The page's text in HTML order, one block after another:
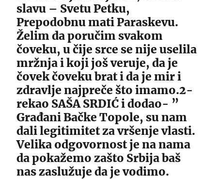
slavu – Svetu Petku,
Prepodobnu mati Paraskevu.
Želim da poručim svakom
čoveku, u čije srce se nije uselila
mržnja i koji još veruje, da je
čovek čoveku brat i da je mir i
zdravlje najpreče što imamo.2-
rekao SAŠA SRDIĆ i dodao- ”
Građani Bačke Topole, su nam
dali legitimitet za vršenje vlasti.
Velika odgovornost je na nama
da pokažemo zašto Srbija baš
nas zaslužuje da je vodimo.